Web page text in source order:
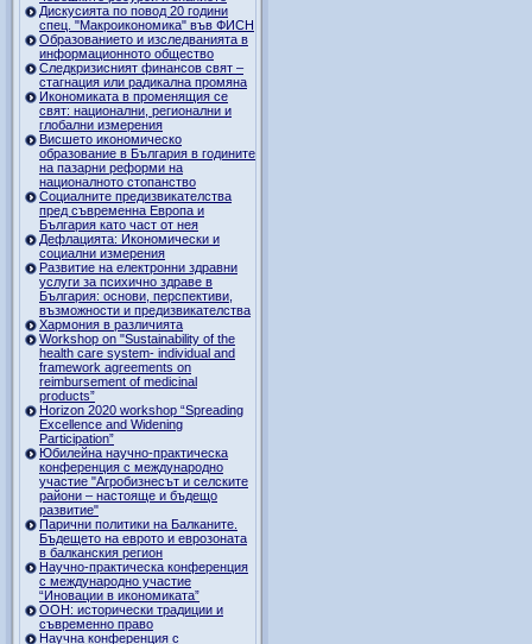
Дискусията по повод 20 години
спец. "Макроикономика" във ФИСН
Образованието и изследванията в
информационното общество
Следкризисният финансов свят –
стагнация или радикална промяна
Икономиката в променящия се
свят: национални, регионални и
глобални измерения
Висшето икономическо
образование в България в годините
на пазарни реформи на
националното стопанство
Социалните предизвикателства
пред съвременна Европа и
България като част от нея
Дефлацията: Икономически и
социални измерения
Развитие на електронни здравни
услуги за психично здраве в
България: основи, перспективи,
възможности и предизвикателства
Хармония в различията
Workshop on "Sustainability of the
health care system- individual and
framework agreements on
reimbursement of medicinal
products”
Horizon 2020 workshop “Spreading
Excellence and Widening
Participation”
Юбилейна научно-практическа
конференция с международно
участие "Агробизнесът и селските
райони – настояще и бъдещо
развитие"
Парични политики на Балканите.
Бъдещето на еврото и еврозоната
в балканския регион
Научно-практическа конференция
с международно участие
“Иновации в икономиката”
ООН: исторически традиции и
съвременно право
Научна конференция с